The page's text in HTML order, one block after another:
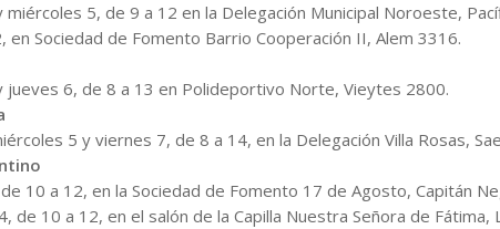
miércoles 5, de 9 a 12 en la Delegación Municipal Noroeste,
en Sociedad de Fomento Barrio Cooperación II, Alem 3316.
jueves 6, de 8 a 13 en Polideportivo Norte, Vieytes 2800.
5 y viernes 7, de 8 a 14, en la Delegación Villa Rosas,
10 a 12, en la Sociedad de Fomento 17 de Agosto, Capitán
de 10 a 12, en el salón de la Capilla Nuestra Señora de